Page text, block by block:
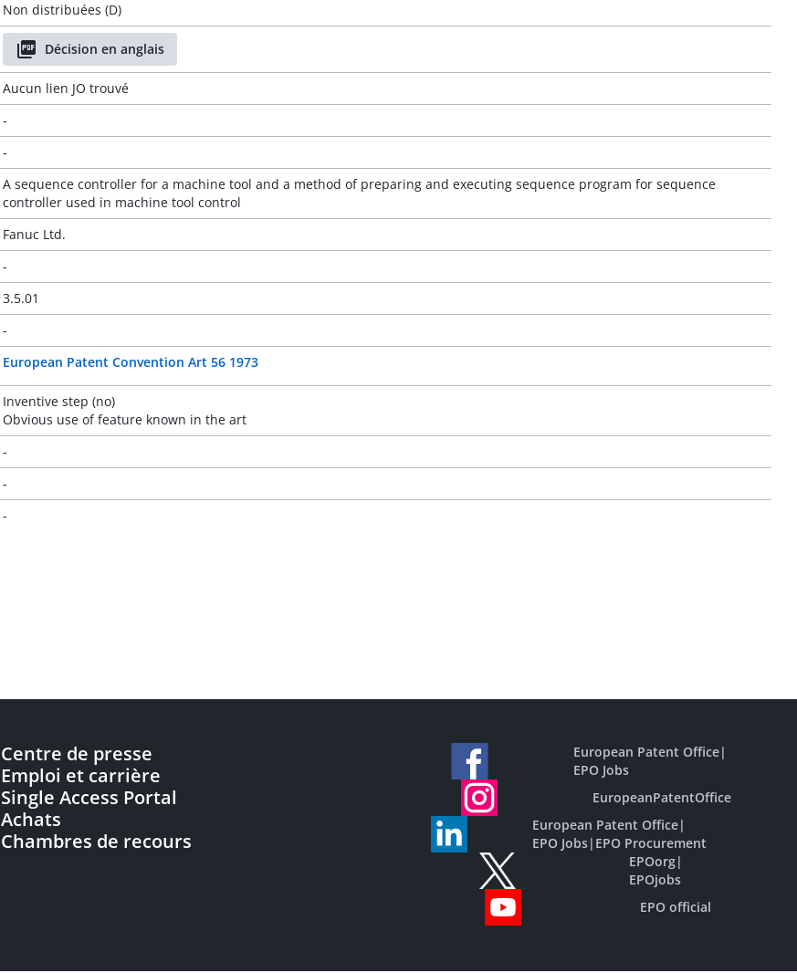
Non distribuées (D)
Décision en anglais
Aucun lien JO trouvé
-
-
A sequence controller for a machine tool and a method of preparing and executing sequence program for sequence
controller used in machine tool control
Fanuc Ltd.
-
3.5.01
-
European Patent Convention Art 56 1973
Inventive step (no)
Obvious use of feature known in the art
-
-
-
Centre de presse
Emploi et carrière
Single Access Portal
Achats
Chambres de recours
European Patent Office|
EPO Jobs
EuropeanPatentOffice
European Patent Office|
EPO Jobs| EPO Procurement
EPOorg|
EPOjobs
EPO official